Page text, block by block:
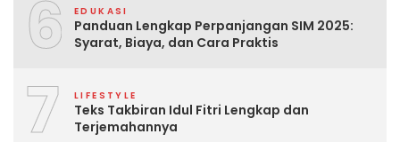
6 EDUKASI
Panduan Lengkap Perpanjangan SIM 2025:
Syarat, Biaya, dan Cara Praktis
7 LIFESTYLE
Teks Takbiran Idul Fitri Lengkap dan
Terjemahannya